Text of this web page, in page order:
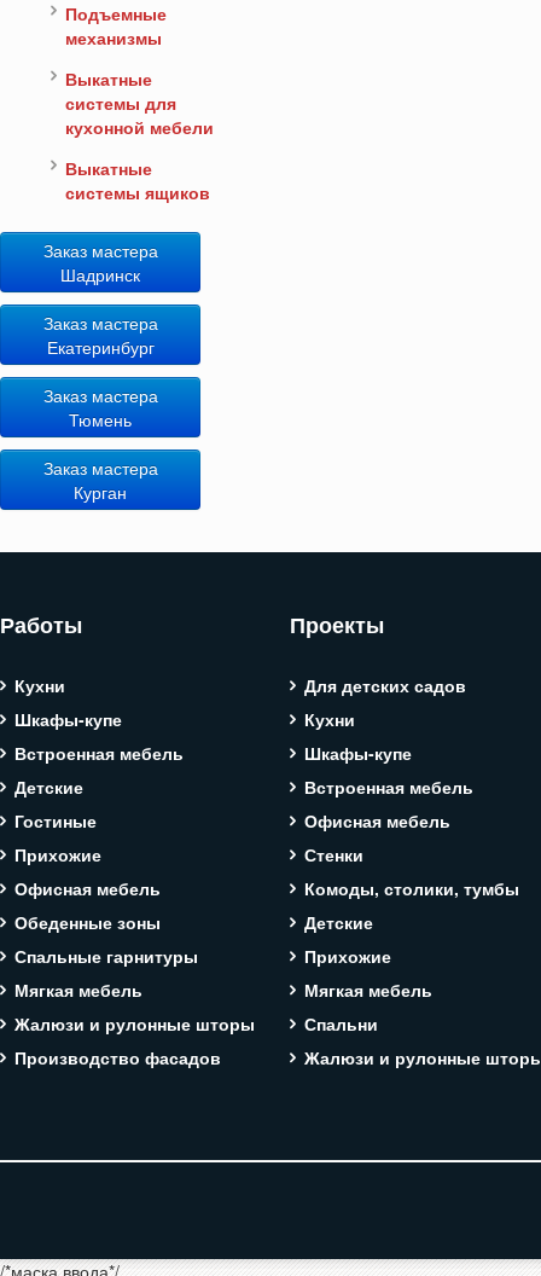
Подъемные
механизмы
Выкатные
системы для
кухонной мебели
Выкатные
системы ящиков
Заказ мастера
Шадринск
Заказ мастера
Екатеринбург
Заказ мастера
Тюмень
Заказ мастера
Курган
Работы
Кухни
Шкафы-купе
Встроенная мебель
Детские
Гостиные
Прихожие
Офисная мебель
Обеденные зоны
Спальные гарнитуры
Мягкая мебель
Жалюзи и рулонные шторы
Производство фасадов
Проекты
Для детских садов
Кухни
Шкафы-купе
Встроенная мебель
Офисная мебель
Стенки
Комоды, столики, тумбы
Детские
Прихожие
Мягкая мебель
Спальни
Жалюзи и рулонные
/*маска ввода*/